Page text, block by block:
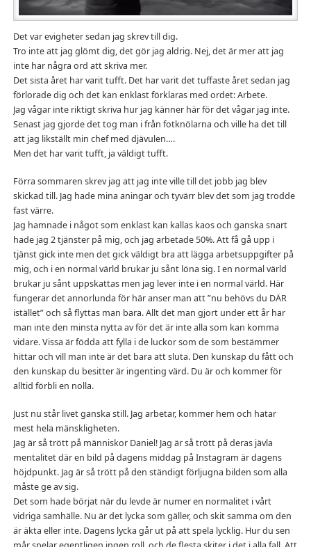
Det var evigheter sedan jag skrev till dig.
Tro inte att jag glömt dig, det gör jag aldrig. Nej, det är mer att jag
inte har några ord att skriva mer.
Det sista året har varit tufft. Det har varit det tuffaste året sedan jag
förlorade dig och det kan enklast förklaras med ordet: Arbete.
Jag vågar inte riktigt skriva hur jag känner här för det vågar jag inte.
Senast jag gjorde det tog man i från fotknölarna och ville ha det till
att jag likställt min chef med djävulen….
Men det har varit tufft, ja väldigt tufft.
Förra sommaren skrev jag att jag inte ville till det jobb jag blev
skickad till. Jag hade mina aningar och tyvärr blev det som jag trodde
fast värre.
Jag hamnade i något som enklast kan kallas kaos och ganska snart
hade jag 2 tjänster på mig, och jag arbetade 50%. Att få gå upp i
tjänst gick inte men det gick väldigt bra att lägga arbetsuppgifter på
mig, och i en normal värld brukar ju sånt löna sig. I en normal värld
brukar ju sånt uppskattas men jag lever inte i en normal värld. Här
fungerar det annorlunda för här anser man att ”nu behövs du DÄR
istället” och så flyttas man bara. Allt det man gjort under ett år har
man inte den minsta nytta av för det är inte alla som kan komma
vidare. Vissa är födda att fylla i de luckor som de som bestämmer
hittar och vill man inte är det bara att sluta. Den kunskap du fått och
den kunskap du besitter är ingenting värd. Du är och kommer för
alltid förbli en nolla.
Just nu står livet ganska still. Jag arbetar, kommer hem och hatar
mest hela mänskligheten.
Jag är så trött på människor Daniel! Jag är så trött på deras jävla
mentalitet där en bild på dagens middag på Instagram är dagens
höjdpunkt. Jag är så trött på den ständigt förljugna bilden som alla
måste ge av sig.
Det som hade börjat när du levde är numer en normalitet i vårt
vidriga samhälle. Nu är det lycka som gäller, och skit samma om den
är äkta eller inte. Dagens lycka går ut på att spela lycklig. Hur du sen